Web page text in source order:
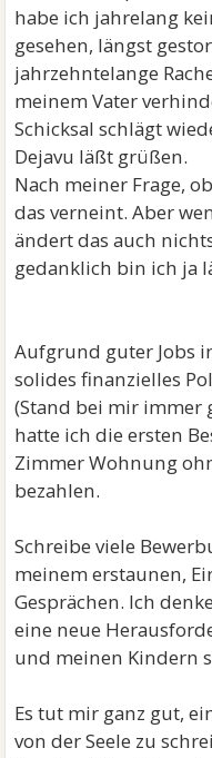
habe ich jahrelang
gesehen, längst
jahrzehntelange
meinem Vater
Schicksal schlägt
Dejavu läßt grüßen.
Nach meiner Frage,
das verneint. Aber
ändert das auch
gedanklich bin ich ja
Aufgrund guter Jobs
solides finanzielles
(Stand bei mir immer
hatte ich die ersten
Zimmer Wohnung
bezahlen.
Schreibe viele
meinem erstaunen,
Gesprächen. Ich
eine neue
und meinen Kindern
Es tut mir ganz gut,
von der Seele zu